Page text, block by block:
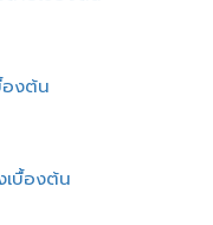
องต้น
เบื้องต้น